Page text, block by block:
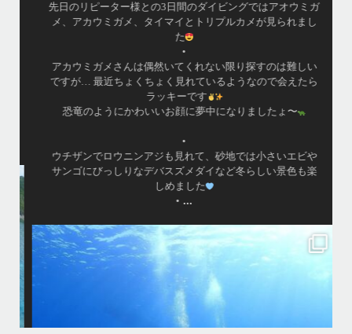
先日のリピーター様との3日間のダイビングではアオウミガ
メ、アカウミガメ、タイマイとトリプルカメが見られまし
た
アカウミガメさんは偶然いてくれない限り探すのは難しい
ですが… 最近ちょくちょく見れているようなので会えたら
ラッキーです
恐竜のようにかわいいお顔に夢中になりましたょ〜
ウチザンでロウニンアジも見れて、砂地では小さいエビや
サンゴにびっしりなデバスズメダイなど冬らしい景色も楽
しめました
...
island.message
はいさ〜い
今回は家族でご参加頂きました
海になかなか入ってくれなくて苦戦
でも途中からガンガン入ってくれ良かった
大人は全員ダイビング！！！
カメも全員会えてよかった
今回の船はほかの船が行かないところなのでカメが人馴れしてなくてス
グに逃げられる